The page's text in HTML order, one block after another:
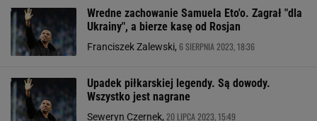
Wredne zachowanie Samuela Eto'o. Zagrał "dla
Ukrainy", a bierze kasę od Rosjan
Franciszek Zalewski, 6 SIERPNIA 2023, 18:36
Upadek piłkarskiej legendy. Są dowody.
Wszystko jest nagrane
Seweryn Czernek, 20 LIPCA 2023, 15:49